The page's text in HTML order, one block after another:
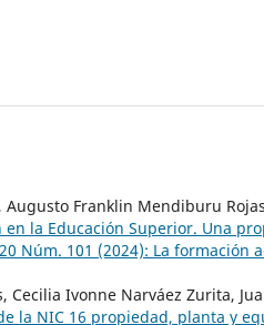
Augusto Franklin Mendiburu
la Educación Superior. Una
Núm. 101 (2024): La
Cecilia Ivonne Narváez Zurita,
la NIC 16 propiedad, planta y